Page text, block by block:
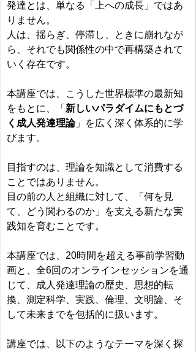
発達とは、単なる「上への成長」ではあ
りません。
人は、揺らぎ、停滞し、ときに崩れなが
ら、それでも関係性の中で再構築されて
いく存在です。
本講座では、こうした世界標準の最新知
をもとに、「 新しいパラダイムにもとづ
く成人発達理論 」を広く深く体系的に学
びます。
目指すのは、理論を知識として消費する
ことではありません。
目の前の人と組織に対して、「何を見
て、どう関わるのか」を支える新たな実
践知を育むことです。
本講座では、20時間を超える事前学習動
画と、全6回のオンラインセッションを通
じて、成人発達理論の歴史、思想的転
換、測定科学、実践、倫理、文明論、そ
して未来までを包括的に扱います。
講座では、以下のようなテーマを深く探